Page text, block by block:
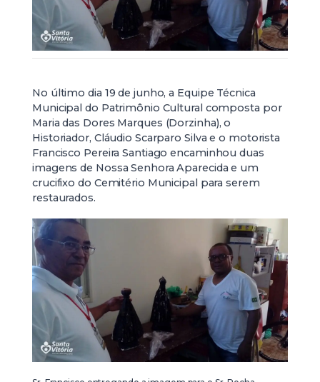
No último dia 19 de junho, a Equipe Técnica
Municipal do Patrimônio Cultural composta por
Maria das Dores Marques (Dorzinha), o
Historiador, Cláudio Scarparo Silva e o motorista
Francisco Pereira Santiago encaminhou duas
imagens de Nossa Senhora Aparecida e um
crucifixo do Cemitério Municipal para serem
restaurados.